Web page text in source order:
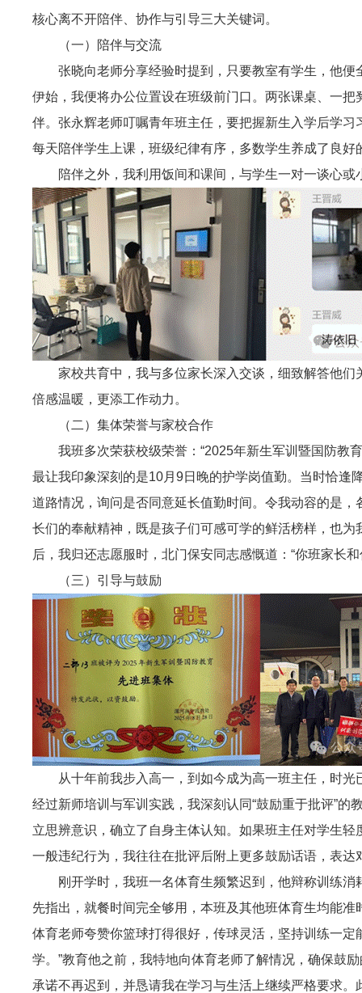
核心离不开陪伴、协作与引导三大关键词。
（一）陪伴与交流
张晓向老师分享经验时提到，只要教室有学生，他
伊始，我便将办公位置设在班级前门口。两张课桌、一
伴。张永辉老师叮嘱青年班主任，要把握新生入学后学
每天陪伴学生上课，班级纪律有序，多数学生养成了良
陪伴之外，我利用饭间和课间，与学生一对一谈心
家校共育中，我与多位家长深入交谈，细致解答他
倍感温暖，更添工作动力。
（二）集体荣誉与家校合作
我班多次荣获校级荣誉：“2025年新生军训暨国防教
最让我印象深刻的是10月9日晚的护学岗值勤。当时恰逢
道路情况，询问是否同意延长值勤时间。令我动容的是
长们的奉献精神，既是孩子们可感可学的鲜活榜样，也
后，我归还志愿服时，北门保安同志感慨道：“你班家长
（三）引导与鼓励
从十年前我步入高一，到如今成为高一班主任，时
经过新师培训与军训实践，我深刻认同“鼓励重于批评”
立思辨意识，确立了自身主体认知。如果班主任对学生
一般违纪行为，我往往在批评后附上更多鼓励话语，表达
刚开学时，我班一名体育生频繁迟到，他辩称训练
先指出，就餐时间完全够用，本班及其他班体育生均能
体育老师夸赞你篮球打得很好，传球灵活，坚持训练一
学。”教育他之前，我特地向体育老师了解情况，确保鼓
承诺不再迟到，并恳请我在学习与生活上继续严格要求